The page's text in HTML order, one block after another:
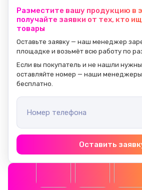
Разместите вашу продукцию в
получайте заявки от тех, кто
товары
Оставьте заявку — наш менеджер
площадке и возьмёт всю работу по
Если вы покупатель и не нашли
оставляйте номер — наши менеджеры
бесплатно.
Номер телефона
Оставить